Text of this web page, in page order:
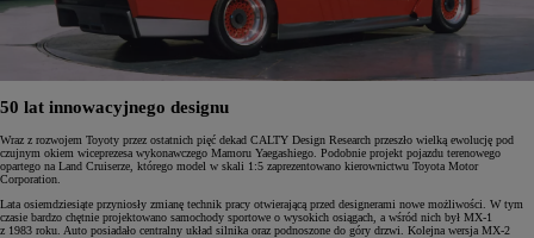
50 lat innowacyjnego designu
Wraz z rozwojem Toyoty przez ostatnich pięć dekad CALTY Design Research przeszło wielką ewolucję pod
czujnym okiem wiceprezesa wykonawczego Mamoru Yaegashiego. Podobnie projekt pojazdu terenowego
opartego na Land Cruiserze, którego model w skali 1:5 zaprezentowano kierownictwu Toyota Motor
Corporation.
Lata osiemdziesiąte przyniosły zmianę technik pracy otwierającą przed designerami nowe możliwości. W tym
czasie bardzo chętnie projektowano samochody sportowe o wysokich osiągach, a wśród nich był MX-1
z 1983 roku. Auto posiadało centralny układ silnika oraz podnoszone do góry drzwi. Kolejna wersja MX-2